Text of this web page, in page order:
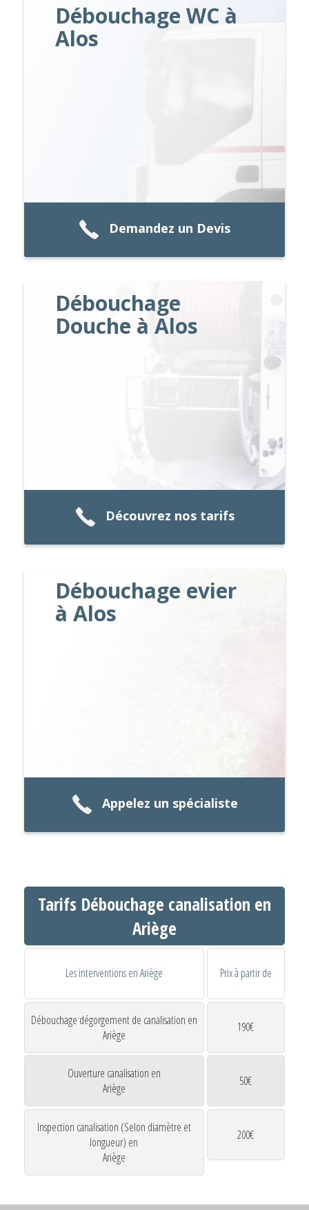
Débouchage WC à
Alos
Demandez un Devis
Débouchage
Douche à Alos
Découvrez nos tarifs
Débouchage evier
à Alos
Appelez un spécialiste
Tarifs Débouchage canalisation en
Ariège
Les interventions en Ariège Prix à partir de
Débouchage dégorgement de canalisation en
Ariège
190€
Ouverture canalisation en
Ariège
50€
Inspection canalisation (Selon diamètre et
longueur) en
Ariège
200€